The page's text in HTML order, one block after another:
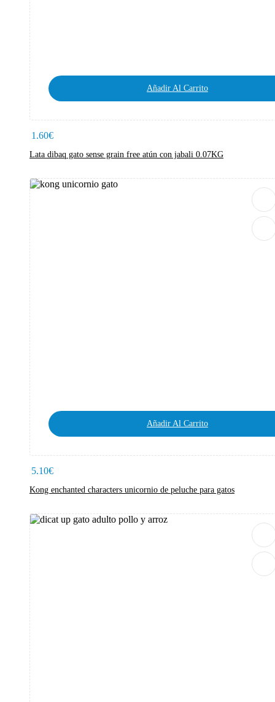
Añadir Al Carrito
1.60€
Lata dibaq gato sense grain free atún con jabali 0.07KG
Añadir Al Carrito
5.10€
Kong enchanted characters unicornio de peluche para gatos